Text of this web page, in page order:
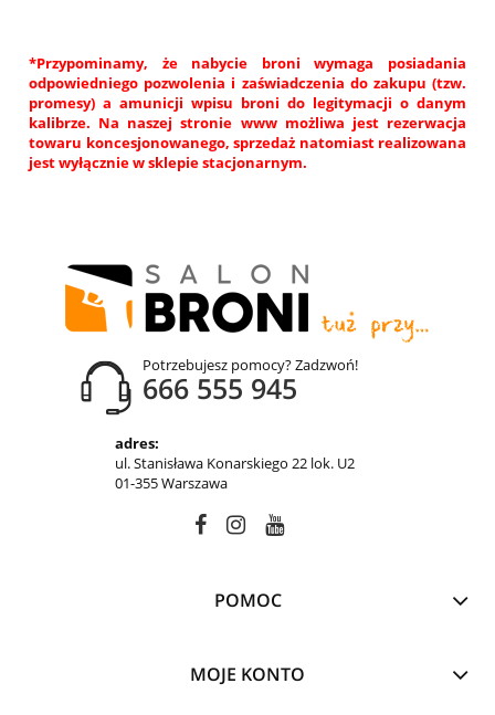
*Przypominamy, że nabycie broni wymaga posiadania
odpowiedniego pozwolenia i zaświadczenia do zakupu (tzw.
promesy) a amunicji wpisu broni do legitymacji o danym
kalibrze. Na naszej stronie www możliwa jest rezerwacja
towaru koncesjonowanego, sprzedaż natomiast realizowana
jest wyłącznie w sklepie stacjonarnym.
Potrzebujesz pomocy? Zadzwoń!
666 555 945
adres:
ul. Stanisława Konarskiego 22 lok. U2
01-355 Warszawa
POMOC
MOJE KONTO